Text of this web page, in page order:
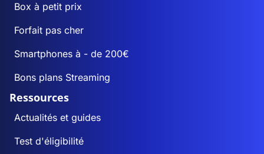
Box à petit prix
Forfait pas cher
Smartphones à - de 200€
Bons plans Streaming
Ressources
Actualités et guides
Test d'éligibilité